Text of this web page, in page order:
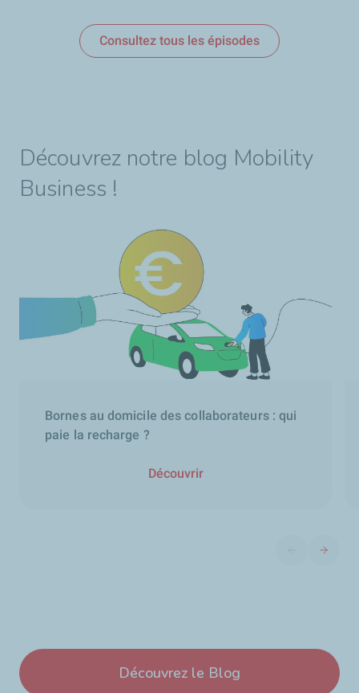
Consultez tous les épisodes
Découvrez notre blog Mobility
Business !
Bornes au domicile des collaborateurs : qui
paie la recharge ?
Découvrir
Diapositive
Découvrez le Blog